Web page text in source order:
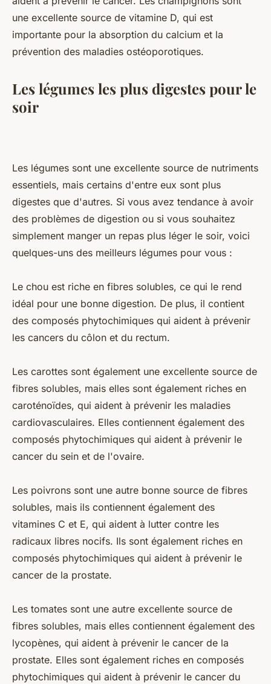
une excellente source de vitamine D, qui est
importante pour la absorption du calcium et la
prévention des maladies ostéoporotiques.
Les légumes les plus digestes pour le
soir
Les légumes sont une excellente source de nutriments
essentiels, mais certains d'entre eux sont plus
digestes que d'autres. Si vous avez tendance à avoir
des problèmes de digestion ou si vous souhaitez
simplement manger un repas plus léger le soir, voici
quelques-uns des meilleurs légumes pour vous :
Le chou est riche en fibres solubles, ce qui le rend
idéal pour une bonne digestion. De plus, il contient
des composés phytochimiques qui aident à prévenir
les cancers du côlon et du rectum.
Les carottes sont également une excellente source de
fibres solubles, mais elles sont également riches en
caroténoïdes, qui aident à prévenir les maladies
cardiovasculaires. Elles contiennent également des
composés phytochimiques qui aident à prévenir le
cancer du sein et de l'ovaire.
Les poivrons sont une autre bonne source de fibres
solubles, mais ils contiennent également des
vitamines C et E, qui aident à lutter contre les
radicaux libres nocifs. Ils sont également riches en
composés phytochimiques qui aident à prévenir le
cancer de la prostate.
Les tomates sont une autre excellente source de
fibres solubles, mais elles contiennent également des
lycopènes, qui aident à prévenir le cancer de la
prostate. Elles sont également riches en composés
phytochimiques qui aident à prévenir le cancer du